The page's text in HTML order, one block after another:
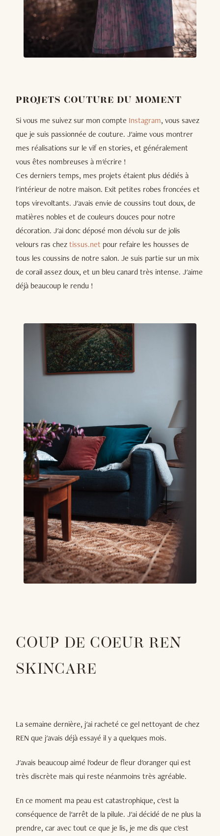
PROJETS COUTURE DU MOMENT
Si vous me suivez sur mon compte Instagram, vous savez
que je suis passionnée de couture. J'aime vous montrer
mes réalisations sur le vif en stories, et généralement
vous êtes nombreuses à m'écrire !
Ces derniers temps, mes projets étaient plus dédiés à
l'intérieur de notre maison. Exit petites robes froncées et
tops virevoltants. J'avais envie de coussins tout doux, de
matières nobles et de couleurs douces pour notre
décoration. J'ai donc déposé mon dévolu sur de jolis
velours ras cheztissus.net pour refaire les housses de
tous les coussins de notre salon. Je suis partie sur un mix
de corail assez doux, et un bleu canard très intense. J'aime
déjà beaucoup le rendu !
COUP DE COEUR REN
SKINCARE
La semaine dernière, j'ai racheté ce gel nettoyant de chez
REN que j'avais déjà essayé il y a quelques mois.
J'avais beaucoup aimé l'odeur de fleur d'oranger qui est
très discrète mais qui reste néanmoins très agréable.
En ce moment ma peau est catastrophique, c'est la
conséquence de l'arrêt de la pilule. J'ai décidé de ne plus la
prendre, car avec tout ce que je lis, je me dis que c'est